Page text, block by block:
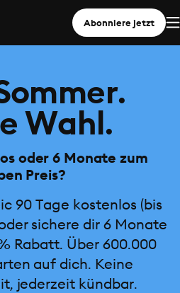
Abonniere jetzt
Wahl.
oder 6 Monate zum
Preis?
90 Tage kostenlos (bis
sichere dir 6 Monate
Rabatt. Über 600.000
auf dich. Keine
jederzeit kündbar.